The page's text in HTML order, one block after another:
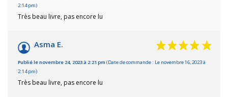
2:14 pm)
Très beau livre, pas encore lu
Asma E.
Publié le novembre 24, 2023 à 2:21 pm (Date de commande : Le novembre 16, 2023 à
2:14 pm)
Très beau livre, pas encore lu